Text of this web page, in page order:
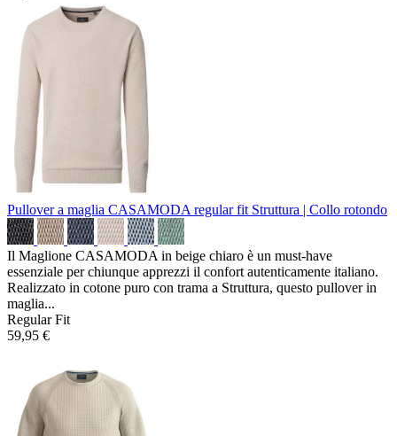
Pullover a maglia CASAMODA regular fit Struttura | Collo rotondo
Il Maglione CASAMODA in beige chiaro è un must-have
essenziale per chiunque apprezzi il confort autenticamente italiano.
Realizzato in cotone puro con trama a Struttura, questo pullover in
maglia...
Regular Fit
59,95 €